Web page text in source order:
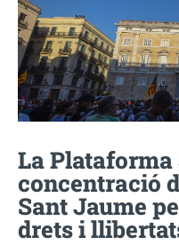
La Plataforma
concentració
Sant Jaume
drets i